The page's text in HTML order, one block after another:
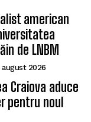
american
de LNBM
august 2026
Craiova aduce
pentru noul